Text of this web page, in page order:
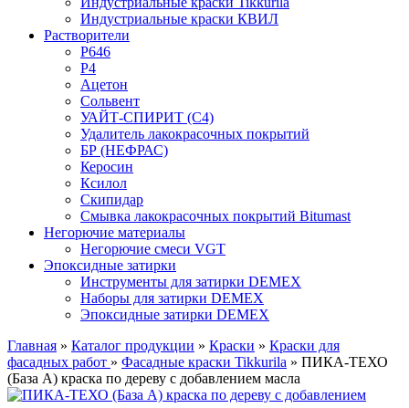
Индустриальные краски КВИЛ
Растворители
P646
P4
Ацетон
Сольвент
УАЙТ-СПИРИТ (С4)
Удалитель лакокрасочных покрытий
БР (НЕФРАС)
Керосин
Ксилол
Скипидар
Смывка лакокрасочных покрытий Bitumast
Негорючие материалы
Негорючие смеси VGT
Эпоксидные затирки
Инструменты для затирки DEMEX
Наборы для затирки DEMEX
Эпоксидные затирки DEMEX
Главная » Каталог продукции » Краски » Краски для
фасадных работ » Фасадные краски Tikkurila » ПИКА-ТЕХО
(База А) краска по дереву с добавлением масла